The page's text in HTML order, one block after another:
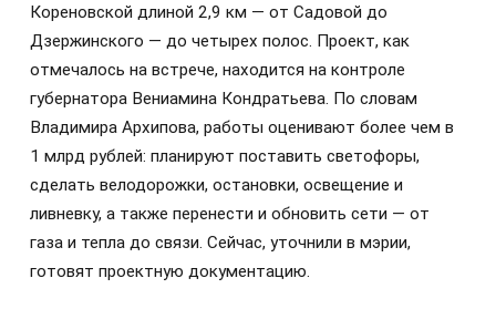
Кореновской длиной 2,9 км — от Садовой до
Дзержинского — до четырех полос. Проект, как
отмечалось на встрече, находится на контроле
губернатора Вениамина Кондратьева. По словам
Владимира Архипова, работы оценивают более чем в
1 млрд рублей: планируют поставить светофоры,
сделать велодорожки, остановки, освещение и
ливневку, а также перенести и обновить сети — от
газа и тепла до связи. Сейчас, уточнили в мэрии,
готовят проектную документацию.